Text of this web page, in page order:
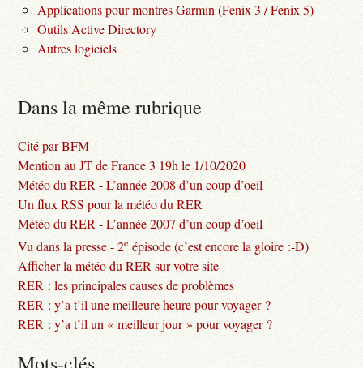
Applications pour montres Garmin (Fenix 3 / Fenix 5)
Outils Active Directory
Autres logiciels
Dans la même rubrique
Cité par BFM
Mention au JT de France 3 19h le 1/10/2020
Météo du RER - L’année 2008 d’un coup d’oeil
Un flux RSS pour la météo du RER
Météo du RER - L’année 2007 d’un coup d’oeil
Vu dans la presse - 2e épisode (c’est encore la gloire :-D)
Afficher la météo du RER sur votre site
RER : les principales causes de problèmes
RER : y’a t’il une meilleure heure pour voyager ?
RER : y’a t’il un « meilleur jour » pour voyager ?